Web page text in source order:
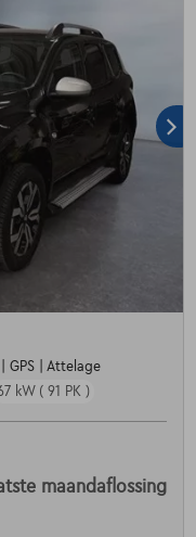
GPS | Attelage
kW ( 91 PK )
maandaflossing